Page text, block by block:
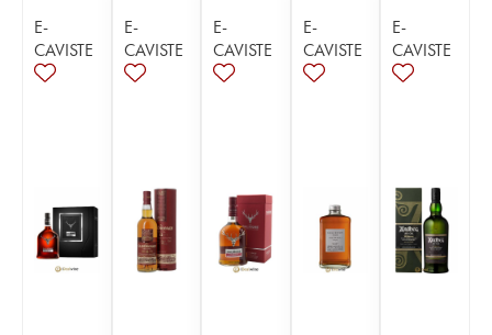
E-
CAVISTE
E-
CAVISTE
E-
CAVISTE
E-
CAVISTE
E-
CAVISTE